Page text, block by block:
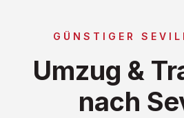
GÜNSTIGER
Umzug &
nach